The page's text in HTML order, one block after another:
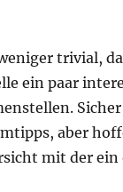
trivial,
ein paar
aber
mit der ein